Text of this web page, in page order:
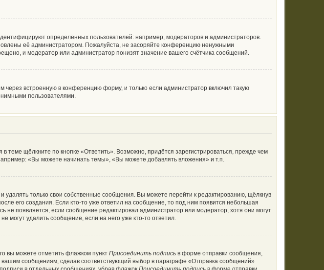
определённых пользователей: например, модераторов и администраторов.
её администратором. Пожалуйста, не засоряйте конференцию ненужными
и модератор или администратор понизят значение вашего счётчика сообщений.
через встроенную в конференцию форму, и только если администратор включил такую
пользователями.
щёлкните по кнопке «Ответить». Возможно, придётся зарегистрироваться, прежде чем
«Вы можете начинать темы», «Вы можете добавлять вложения» и т.п.
только свои собственные сообщения. Вы можете перейти к редактированию, щёлкнув
его создания. Если кто-то уже ответил на сообщение, то под ним появится небольшая
не появляется, если сообщение редактировал администратор или модератор, хотя они могут
могут удалить сообщение, если на него уже кто-то ответил.
вы можете отметить флажком пункт Присоединить подпись в форме отправки сообщения,
сообщениям, сделав соответствующий выбор в параграфе «Отправка сообщений»